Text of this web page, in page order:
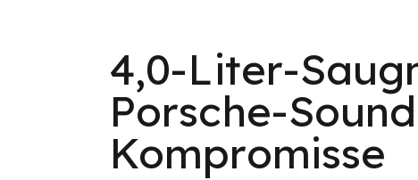
4,0-Liter-
Porsche-
Kompromisse